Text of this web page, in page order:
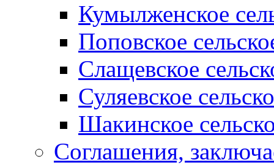
Кумылженское
Поповское
Слащевское
Суляевское
Шакинское
Соглашения,